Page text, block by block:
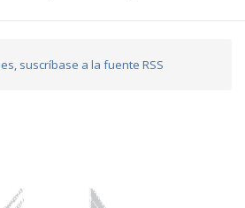
suscríbase a la fuente RSS